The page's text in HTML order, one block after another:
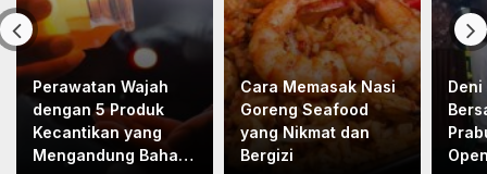
Perawatan Wajah
dengan 5 Produk
Kecantikan yang
Mengandung Bahan
Cara Memasak Nasi
Goreng Seafood
yang Nikmat dan
Bergizi